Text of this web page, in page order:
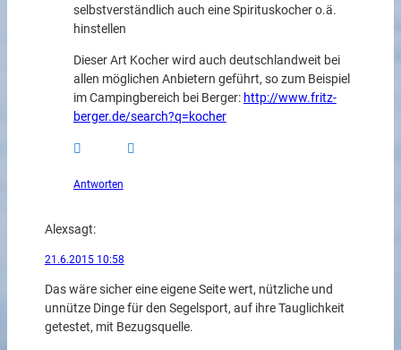
selbstverständlich auch eine Spirituskocher o.ä.
hinstellen
Dieser Art Kocher wird auch deutschlandweit bei
allen möglichen Anbietern geführt, so zum Beispiel
im Campingbereich bei Berger: http://www.fritz-
berger.de/search?q=kocher
Antworten
Alexsagt:
21.6.2015 10:58
Das wäre sicher eine eigene Seite wert, nützliche und
unnütze Dinge für den Segelsport, auf ihre Tauglichkeit
getestet, mit Bezugsquelle.